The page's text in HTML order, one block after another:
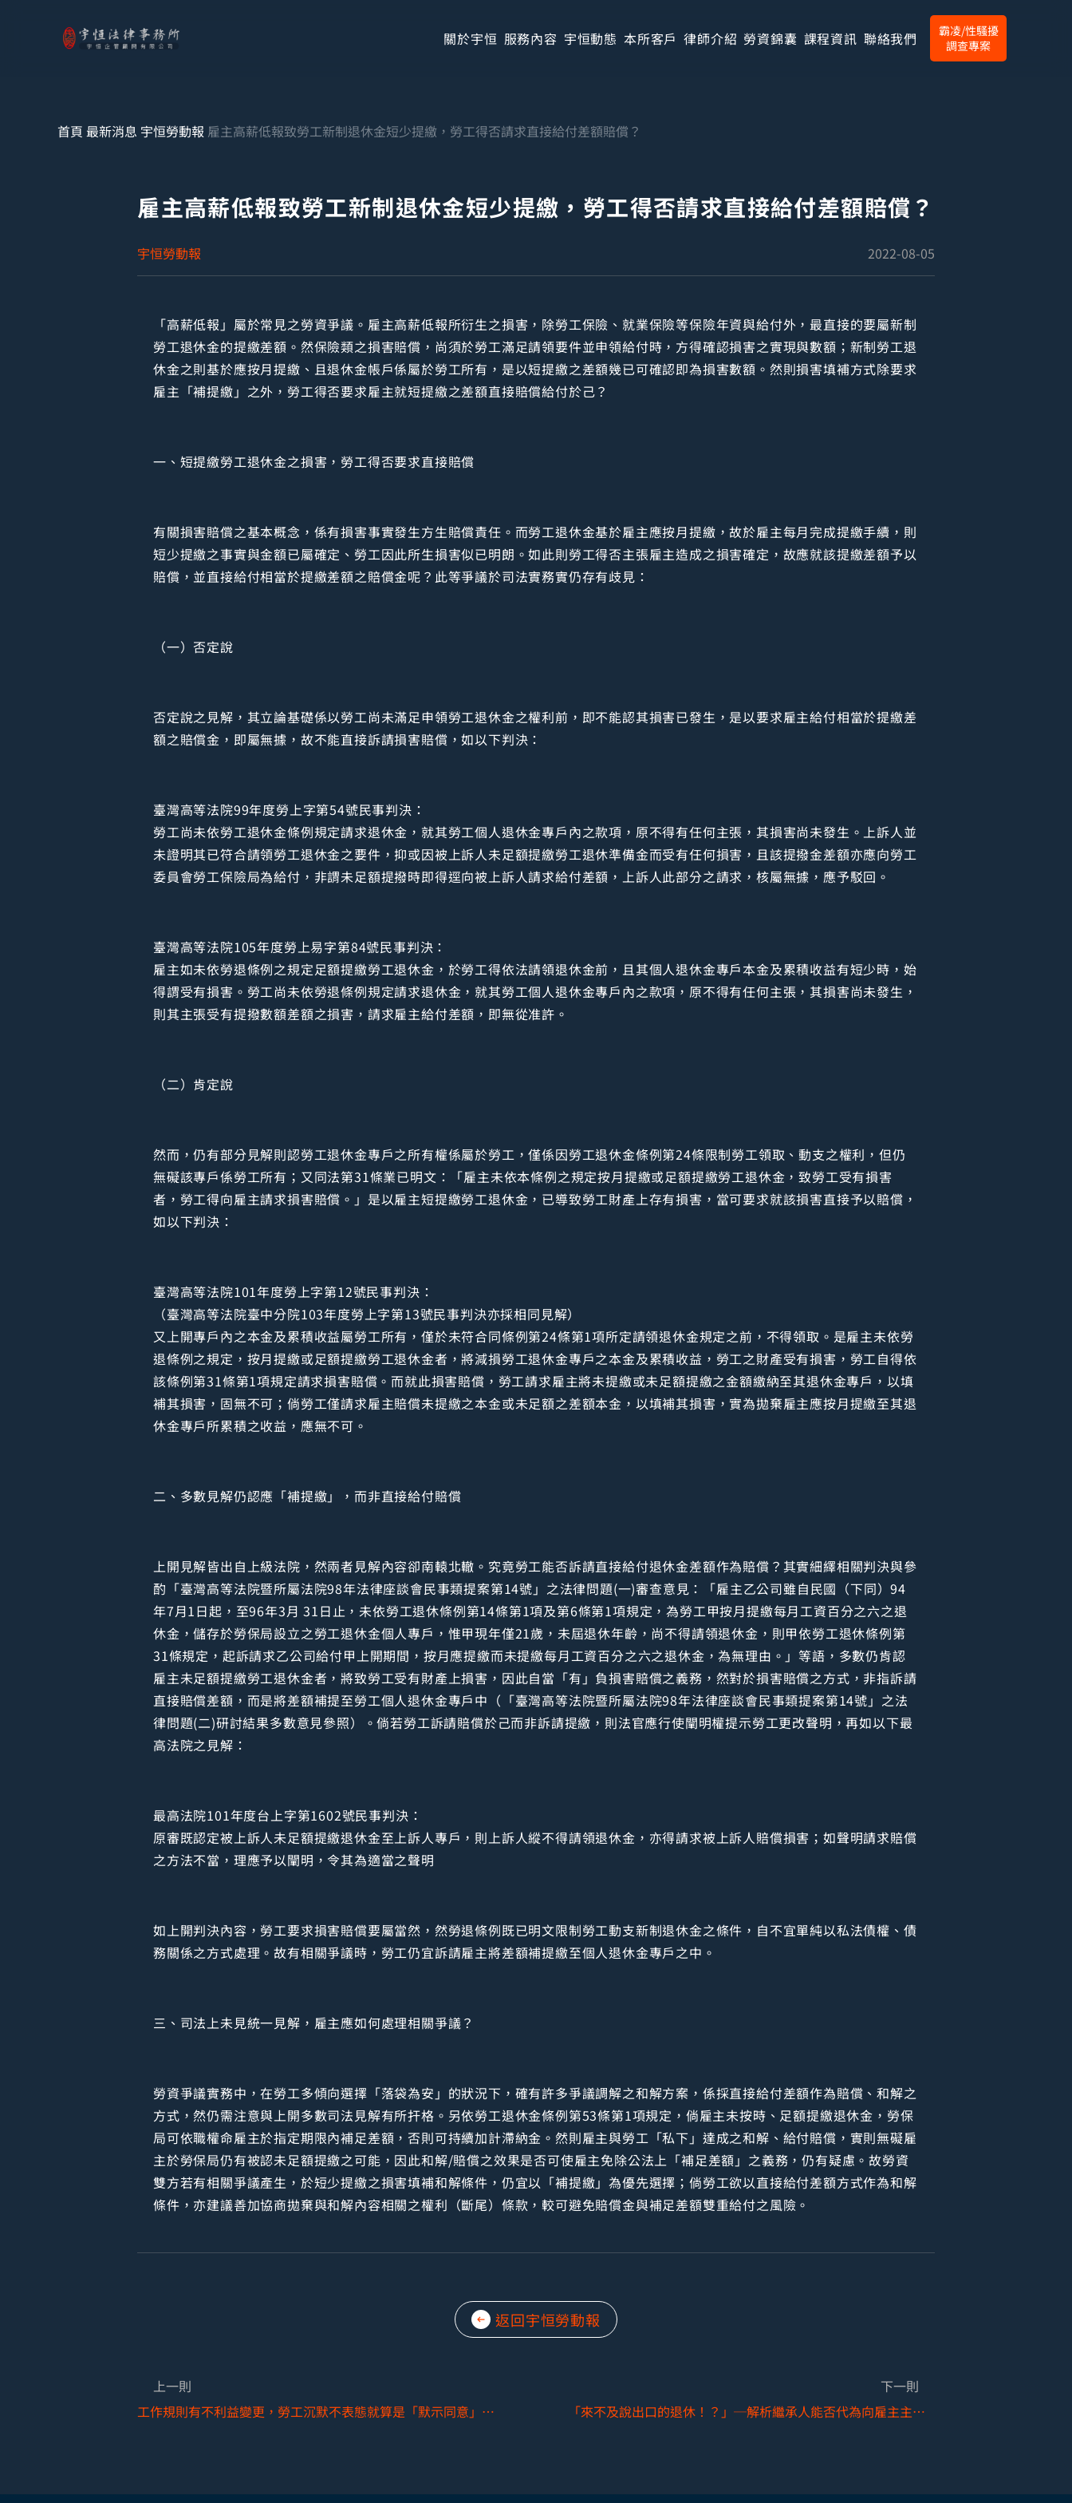
關於宇恒 服務內容 宇恒動態 本所客戶 律師介紹 勞資錦囊 課程資訊 聯絡我們
霸凌/性騷擾
調查專案
首頁 最新消息 宇恒勞動報 雇主高薪低報致勞工新制退休金短少提繳，勞工得否請求直接給付差額賠償？
雇主高薪低報致勞工新制退休金短少提繳，勞工得否請求直接給付差額賠償？
宇恒勞動報 2022-08-05
「高薪低報」屬於常見之勞資爭議。雇主高薪低報所衍生之損害，除勞工保險、就業保險等保險年資與給付外，最直接的要屬新制
勞工退休金的提繳差額。然保險類之損害賠償，尚須於勞工滿足請領要件並申領給付時，方得確認損害之實現與數額；新制勞工退
休金之則基於應按月提繳、且退休金帳戶係屬於勞工所有，是以短提繳之差額幾已可確認即為損害數額。然則損害填補方式除要求
雇主「補提繳」之外，勞工得否要求雇主就短提繳之差額直接賠償給付於己？
一、短提繳勞工退休金之損害，勞工得否要求直接賠償
有關損害賠償之基本概念，係有損害事實發生方生賠償責任。而勞工退休金基於雇主應按月提繳，故於雇主每月完成提繳手續，則
短少提繳之事實與金額已屬確定、勞工因此所生損害似已明朗。如此則勞工得否主張雇主造成之損害確定，故應就該提繳差額予以
賠償，並直接給付相當於提繳差額之賠償金呢？此等爭議於司法實務實仍存有歧見：
（一）否定說
否定說之見解，其立論基礎係以勞工尚未滿足申領勞工退休金之權利前，即不能認其損害已發生，是以要求雇主給付相當於提繳差
額之賠償金，即屬無據，故不能直接訴請損害賠償，如以下判決：
臺灣高等法院99年度勞上字第54號民事判決：
勞工尚未依勞工退休金條例規定請求退休金，就其勞工個人退休金專戶內之款項，原不得有任何主張，其損害尚未發生。上訴人並
未證明其已符合請領勞工退休金之要件，抑或因被上訴人未足額提繳勞工退休準備金而受有任何損害，且該提撥金差額亦應向勞工
委員會勞工保險局為給付，非謂未足額提撥時即得逕向被上訴人請求給付差額，上訴人此部分之請求，核屬無據，應予駁回。
臺灣高等法院105年度勞上易字第84號民事判決：
雇主如未依勞退條例之規定足額提繳勞工退休金，於勞工得依法請領退休金前，且其個人退休金專戶本金及累積收益有短少時，始
得謂受有損害。勞工尚未依勞退條例規定請求退休金，就其勞工個人退休金專戶內之款項，原不得有任何主張，其損害尚未發生，
則其主張受有提撥數額差額之損害，請求雇主給付差額，即無從准許。
（二）肯定說
然而，仍有部分見解則認勞工退休金專戶之所有權係屬於勞工，僅係因勞工退休金條例第24條限制勞工領取、動支之權利，但仍
無礙該專戶係勞工所有；又同法第31條業已明文：「雇主未依本條例之規定按月提繳或足額提繳勞工退休金，致勞工受有損害
者，勞工得向雇主請求損害賠償。」是以雇主短提繳勞工退休金，已導致勞工財產上存有損害，當可要求就該損害直接予以賠償，
如以下判決：
臺灣高等法院101年度勞上字第12號民事判決：
（臺灣高等法院臺中分院103年度勞上字第13號民事判決亦採相同見解）
又上開專戶內之本金及累積收益屬勞工所有，僅於未符合同條例第24條第1項所定請領退休金規定之前，不得領取。是雇主未依勞
退條例之規定，按月提繳或足額提繳勞工退休金者，將減損勞工退休金專戶之本金及累積收益，勞工之財產受有損害，勞工自得依
該條例第31條第1項規定請求損害賠償。而就此損害賠償，勞工請求雇主將未提繳或未足額提繳之金額繳納至其退休金專戶，以填
補其損害，固無不可；倘勞工僅請求雇主賠償未提繳之本金或未足額之差額本金，以填補其損害，實為拋棄雇主應按月提繳至其退
休金專戶所累積之收益，應無不可。
二、多數見解仍認應「補提繳」，而非直接給付賠償
上開見解皆出自上級法院，然兩者見解內容卻南轅北轍。究竟勞工能否訴請直接給付退休金差額作為賠償？其實細繹相關判決與參
酌「臺灣高等法院暨所屬法院98年法律座談會民事類提案第14號」之法律問題(一)審查意見：「雇主乙公司雖自民國（下同）94
年7月1日起，至96年3月 31日止，未依勞工退休條例第14條第1項及第6條第1項規定，為勞工甲按月提繳每月工資百分之六之退
休金，儲存於勞保局設立之勞工退休金個人專戶，惟甲現年僅21歲，未屆退休年齡，尚不得請領退休金，則甲依勞工退休條例第
31條規定，起訴請求乙公司給付甲上開期間，按月應提繳而未提繳每月工資百分之六之退休金，為無理由。」等語，多數仍肯認
雇主未足額提繳勞工退休金者，將致勞工受有財產上損害，因此自當「有」負損害賠償之義務，然對於損害賠償之方式，非指訴請
直接賠償差額，而是將差額補提至勞工個人退休金專戶中（「臺灣高等法院暨所屬法院98年法律座談會民事類提案第14號」之法
律問題(二)研討結果多數意見參照）。倘若勞工訴請賠償於己而非訴請提繳，則法官應行使闡明權提示勞工更改聲明，再如以下最
高法院之見解：
最高法院101年度台上字第1602號民事判決：
原審既認定被上訴人未足額提繳退休金至上訴人專戶，則上訴人縱不得請領退休金，亦得請求被上訴人賠償損害；如聲明請求賠償
之方法不當，理應予以闡明，令其為適當之聲明
如上開判決內容，勞工要求損害賠償要屬當然，然勞退條例既已明文限制勞工動支新制退休金之條件，自不宜單純以私法債權、債
務關係之方式處理。故有相關爭議時，勞工仍宜訴請雇主將差額補提繳至個人退休金專戶之中。
三、司法上未見統一見解，雇主應如何處理相關爭議？
勞資爭議實務中，在勞工多傾向選擇「落袋為安」的狀況下，確有許多爭議調解之和解方案，係採直接給付差額作為賠償、和解之
方式，然仍需注意與上開多數司法見解有所扞格。另依勞工退休金條例第53條第1項規定，倘雇主未按時、足額提繳退休金，勞保
局可依職權命雇主於指定期限內補足差額，否則可持續加計滯納金。然則雇主與勞工「私下」達成之和解、給付賠償，實則無礙雇
主於勞保局仍有被認未足額提繳之可能，因此和解/賠償之效果是否可使雇主免除公法上「補足差額」之義務，仍有疑慮。故勞資
雙方若有相關爭議產生，於短少提繳之損害填補和解條件，仍宜以「補提繳」為優先選擇；倘勞工欲以直接給付差額方式作為和解
條件，亦建議善加協商拋棄與和解內容相關之權利（斷尾）條款，較可避免賠償金與補足差額雙重給付之風險。
返回宇恒勞動報
上一則
工作規則有不利益變更，勞工沉默不表態就算是「默示同意」嗎？
下一則
「來不及說出口的退休！？」─解析繼承人能否代為向雇主主張請領退休金